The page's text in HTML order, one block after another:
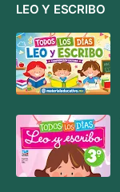
LEO Y ESCRIBO